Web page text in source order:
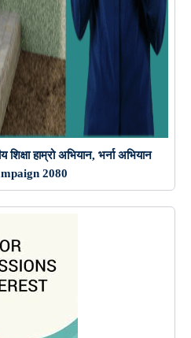
हाम्रो अभियान, भर्ना अभियान
2080